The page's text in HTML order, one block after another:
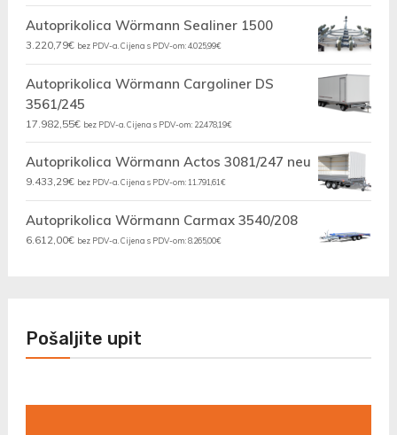
Autoprikolica Wörmann Sealiner 1500
3.220,79€ bez PDV-a. Cijena s PDV-om:4.025,99€
Autoprikolica Wörmann Cargoliner DS
3561/245
17.982,55€ bez PDV-a. Cijena s PDV-om: 22.478,19€
Autoprikolica Wörmann Actos 3081/247 neu
9.433,29€ bez PDV-a. Cijena s PDV-om: 11.791,61€
Autoprikolica Wörmann Carmax 3540/208
6.612,00€ bez PDV-a. Cijena s PDV-om:8.265,00€
Pošaljite upit